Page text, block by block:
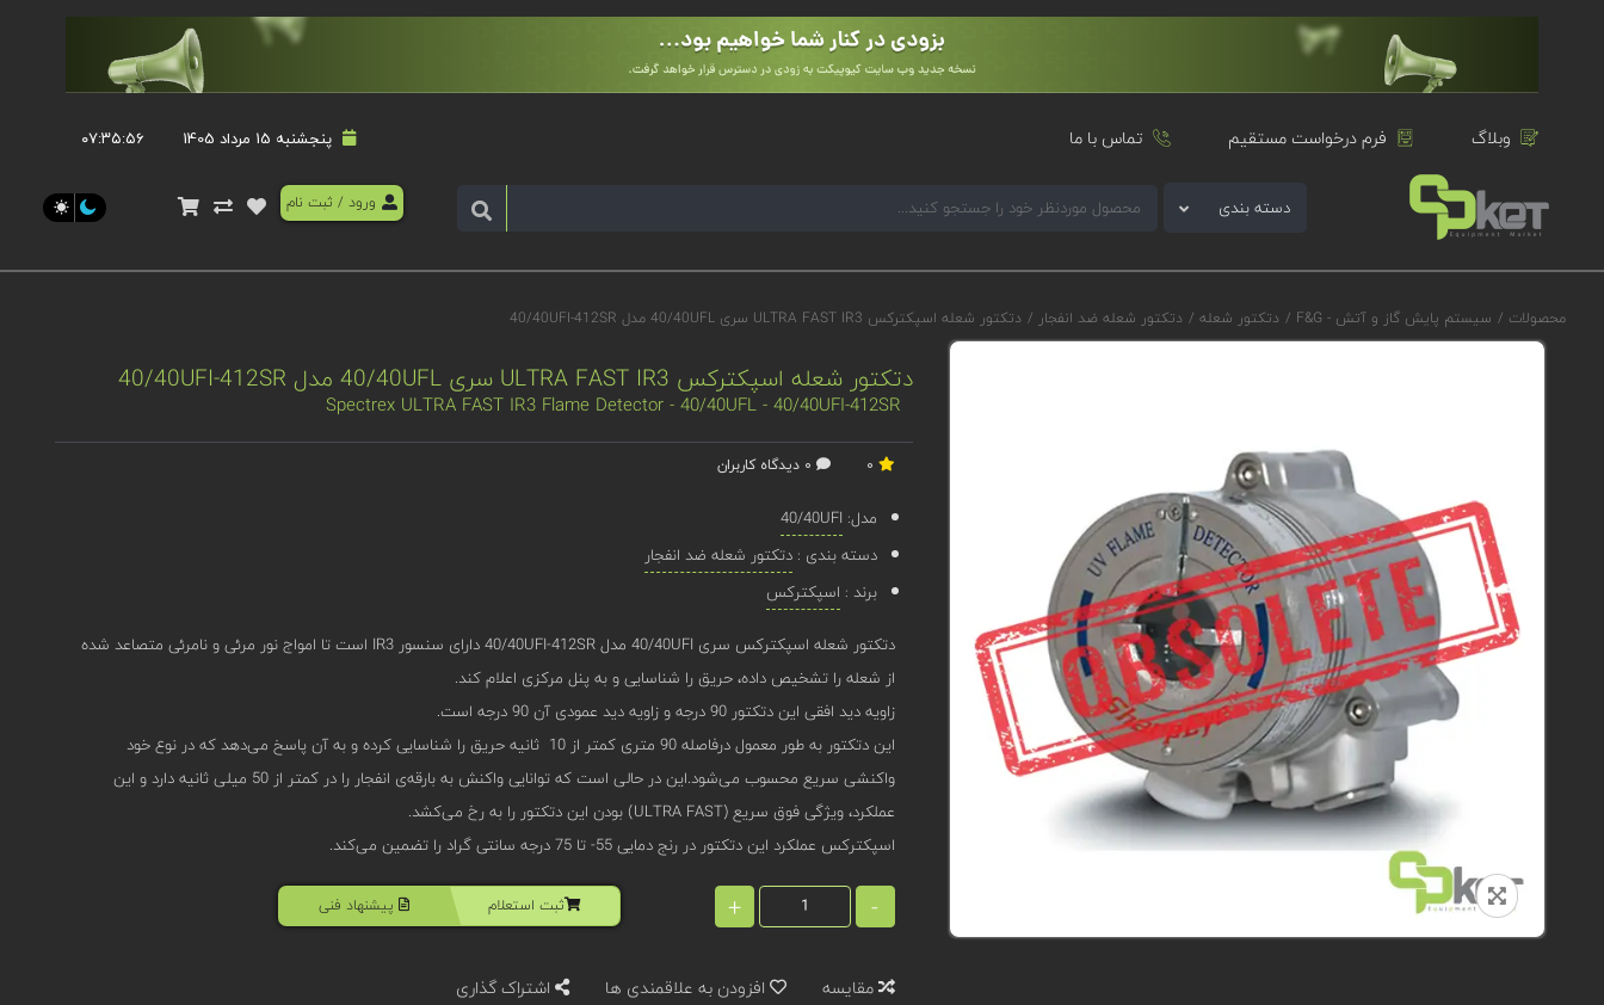
وبلاگ فرم درخواست مستقیم تماس با ما پنجشنبه 15 مرداد 1405 ۰۷:۳۵:۵۷
دسته بندی ورود / ثبت نام
محصولات / سیستم پایش گاز و آتش - F&G / دتکتور شعله / دتکتور شعله ضد انفجار / دتکتور شعله اسپکترکس ULTRA FAST IR3 سری 40/40UFL مدل 40/40UFI-412SR
دتکتور شعله اسپکترکس ULTRA FAST IR3 سری 40/40UFL مدل 40/40UFI-412SR
Spectrex ULTRA FAST IR3 Flame Detector - 40/40UFL - 40/40UFI-412SR
مدل: 40/40UFI
دسته بندی :دتکتور شعله ضد انفجار
برند : اسپکترکس
دتکتور شعله اسپکترکس سری 40/40UFI مدل 40/40UFI-412SR دارای سنسور IR3 است تا امواج نور مرئی و نامرئی متصاعد شده
از شعله را تشخیص داده، حریق را شناسایی و به پنل مرکزی اعلام کند.
زاویه دید افقی این دتکتور 90 درجه و زاویه دید عمودی آن 90 درجه است.
این دتکتور به طور معمول درفاصله 90 متری کمتر از 10 ثانیه حریق را شناسایی کرده و به آن پاسخ می‌دهد که در نوع خود
واکنشی سریع محسوب می‌شود.این در حالی است که توانایی واکنش به بارقه‌ی انفجار را در کمتر از 50 میلی ثانیه دارد و این
عملکرد، ویژگی فوق سریع (ULTRA FAST) بودن این دتکتور را به رخ می‌کشد.
اسپکترکس عملکرد این دتکتور در رنج دمایی 55- تا 75 درجه سانتی گراد را تضمین می‌کند.
-
+ ثبت استعلام پیشنهاد فنی
مقایسه افزودن به علاقمندی ها اشتراک گذاری